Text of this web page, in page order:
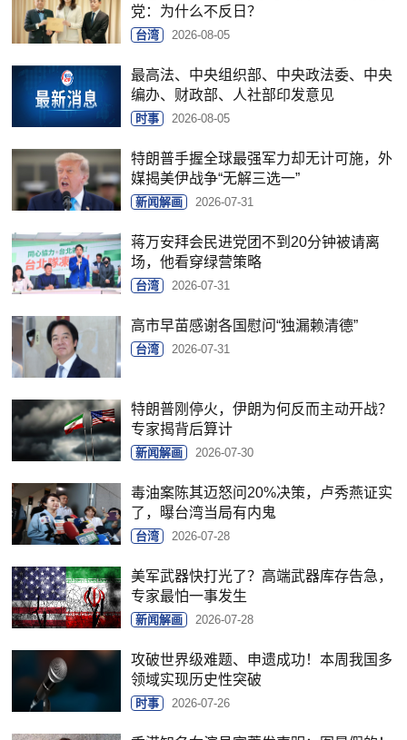
党：为什么不反日？
台湾 2026-08-05
最高法、中央组织部、中央政法委、中央
编办、财政部、人社部印发意见
时事 2026-08-05
特朗普手握全球最强军力却无计可施，外
媒揭美伊战争“无解三选一”
新闻解画 2026-07-31
蒋万安拜会民进党团不到20分钟被请离
场，他看穿绿营策略
台湾 2026-07-31
高市早苗感谢各国慰问“独漏赖清德”
台湾 2026-07-31
特朗普刚停火，伊朗为何反而主动开战？
专家揭背后算计
新闻解画 2026-07-30
毒油案陈其迈怒问20%决策，卢秀燕证实
了，曝台湾当局有内鬼
台湾 2026-07-28
美军武器快打光了？高端武器库存告急，
专家最怕一事发生
新闻解画 2026-07-28
攻破世界级难题、申遗成功！本周我国多
领域实现历史性突破
时事 2026-07-26